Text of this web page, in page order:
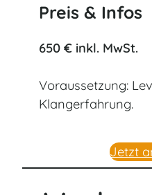
Preis & Infos
650 € inkl. MwSt.
Voraussetzung:
Klangerfahrung.
Jetzt